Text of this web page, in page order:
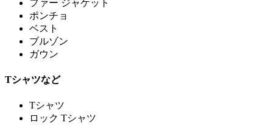
ファー ジャケット
ポンチョ
ベスト
ブルゾン
ガウン
Tシャツなど
Tシャツ
ロック Tシャツ